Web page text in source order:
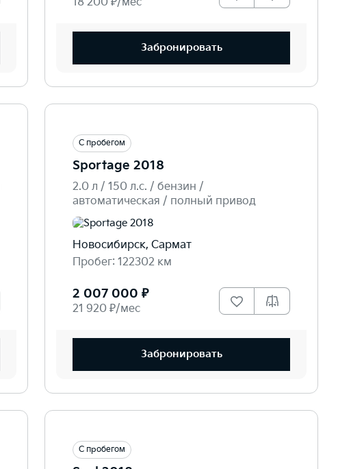
Забронировать
С пробегом
Sportage 2018
2.0 л / 150 л.c. / бензин /
автоматическая / полный привод
Новосибирск, Сармат
Пробег: 122302 км
2 007 000 ₽
21 920 ₽/мес
Забронировать
С пробегом